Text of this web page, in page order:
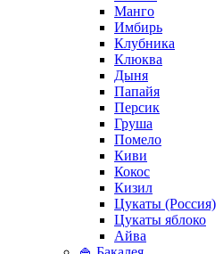
Манго
Имбирь
Клубника
Клюква
Дыня
Папайя
Персик
Груша
Помело
Киви
Кокос
Кизил
Цукаты (Россия)
Цукаты яблоко
Айва